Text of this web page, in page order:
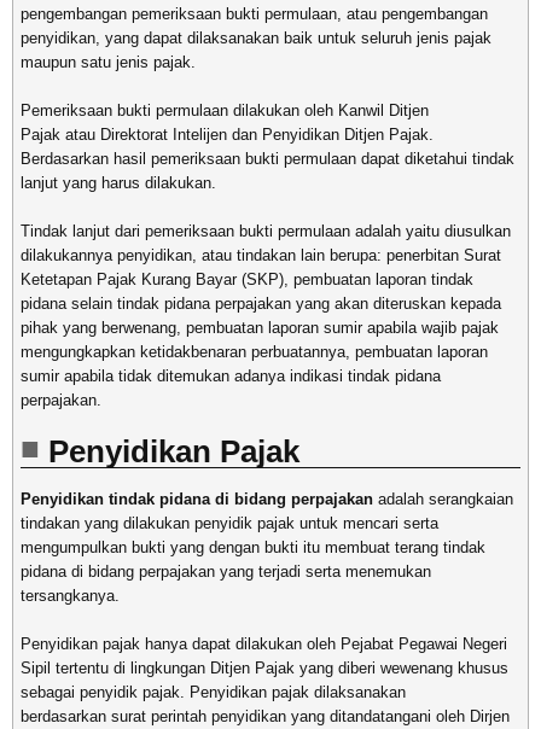
pengembangan pemeriksaan bukti permulaan, atau pengembangan
penyidikan, yang dapat dilaksanakan baik untuk seluruh jenis pajak
maupun satu jenis pajak.
Pemeriksaan bukti permulaan dilakukan oleh Kanwil Ditjen
Pajak atau Direktorat Intelijen dan Penyidikan Ditjen Pajak.
Berdasarkan hasil pemeriksaan bukti permulaan dapat diketahui tindak
lanjut yang harus dilakukan.
Tindak lanjut dari pemeriksaan bukti permulaan adalah yaitu diusulkan
dilakukannya penyidikan, atau tindakan lain berupa: penerbitan Surat
Ketetapan Pajak Kurang Bayar (SKP), pembuatan laporan tindak
pidana selain tindak pidana perpajakan yang akan diteruskan kepada
pihak yang berwenang, pembuatan laporan sumir apabila wajib pajak
mengungkapkan ketidakbenaran perbuatannya, pembuatan laporan
sumir apabila tidak ditemukan adanya indikasi tindak pidana
perpajakan.
Penyidikan Pajak
Penyidikan tindak pidana di bidang perpajakan adalah serangkaian
tindakan yang dilakukan penyidik pajak untuk mencari serta
mengumpulkan bukti yang dengan bukti itu membuat terang tindak
pidana di bidang perpajakan yang terjadi serta menemukan
tersangkanya.
Penyidikan pajak hanya dapat dilakukan oleh Pejabat Pegawai Negeri
Sipil tertentu di lingkungan Ditjen Pajak yang diberi wewenang khusus
sebagai penyidik pajak. Penyidikan pajak dilaksanakan
berdasarkan surat perintah penyidikan yang ditandatangani oleh Dirjen